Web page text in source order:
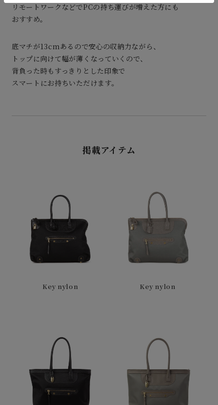
リモートワークなどでPCの持ち運びが増えた方にも
おすすめ。
底マチが13cmあるので安心の収納力ながら、
トップに向けて幅が薄くなっていくので、
背負った時もすっきりとした印象で
スマートにお持ちいただけます。
掲載アイテム
Key nylon Key nylon